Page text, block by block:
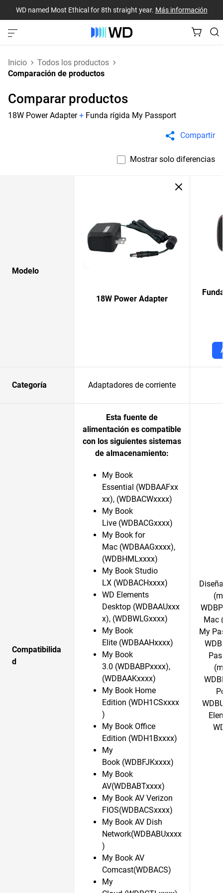
WD named Most Ethical for 8th straight year. Más información
Inicio
Todos los productos
Comparación de productos
Comparar productos
18W Power Adapter+ Funda rígida My Passport
Compartir
Mostrar solo diferencias
Modelo
18W Power Adapter
Categoría Adaptadores de corriente
Compatibilida
d
Esta fuente de
alimentación es compatible
con los siguientes sistemas
de almacenamiento:
My Book
Essential (WDBAAFxx
xx), (WDBACWxxxx)
My Book
Live (WDBACGxxxx)
My Book for
Mac (WDBAAGxxxx),
(WDBHMLxxxx)
My Book Studio
LX (WDBACHxxxx)
WD Elements
Desktop (WDBAAUxxx
x), (WDBWLGxxxx)
My Book
Elite (WDBAAHxxxx)
My Book
3.0 (WDBABPxxxx),
(WDBAAKxxxx)
My Book Home
Edition (WDH1CSxxxx
)
My Book Office
Edition (WDH1Bxxxx)
My
Book (WDBFJKxxxx)
My Book
AV(WDBABTxxxx)
My Book AV Verizon
FIOS(WDBACSxxxx)
My Book AV Dish
Network(WDBABUxxxx
)
My Book AV
Comcast(WDBACS)
My
Mac
My